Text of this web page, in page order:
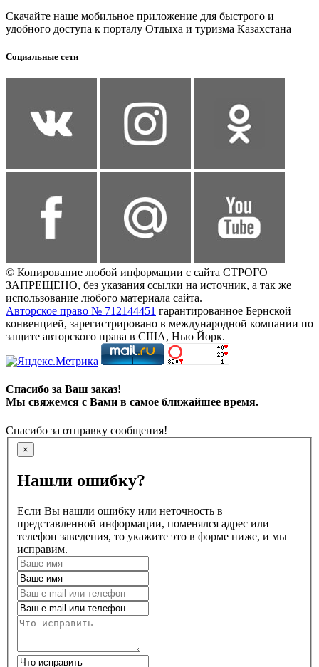
Скачайте наше мобильное приложение для быстрого и
удобного доступа к порталу Отдыха и туризма Казахстана
Социальные сети
© Копирование любой информации с сайта СТРОГО
ЗАПРЕЩЕНО, без указания ссылки на источник, а так же
использование любого материала сайта.
Авторское право № 712144451 гарантированное Бернской
конвенцией, зарегистрировано в международной компании по
защите авторского права в США, Нью Йорк.
Спасибо за Ваш заказ!
Мы свяжемся с Вами в самое ближайшее время.
Спасибо за отправку сообщения!
×
Нашли ошибку?
Если Вы нашли ошибку или неточность в
представленной информации, поменялся адрес или
телефон заведения, то укажите это в форме ниже, и мы
исправим.